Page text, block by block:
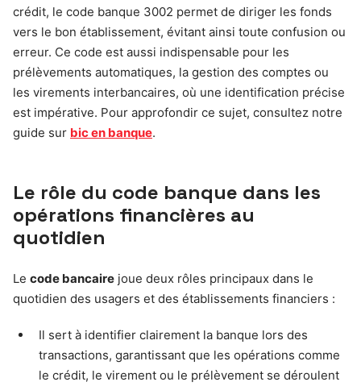
crédit, le code banque 3002 permet de diriger les fonds
vers le bon établissement, évitant ainsi toute confusion ou
erreur. Ce code est aussi indispensable pour les
prélèvements automatiques, la gestion des comptes ou
les virements interbancaires, où une identification précise
est impérative. Pour approfondir ce sujet, consultez notre
guide sur bic en banque.
Le rôle du code banque dans les
opérations financières au
quotidien
Le code bancaire joue deux rôles principaux dans le
quotidien des usagers et des établissements financiers :
Il sert à identifier clairement la banque lors des
transactions, garantissant que les opérations comme
le crédit, le virement ou le prélèvement se déroulent